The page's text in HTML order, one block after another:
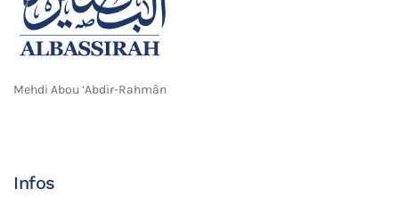
Mehdi Abou ‘Abdir-Rahmân
Infos